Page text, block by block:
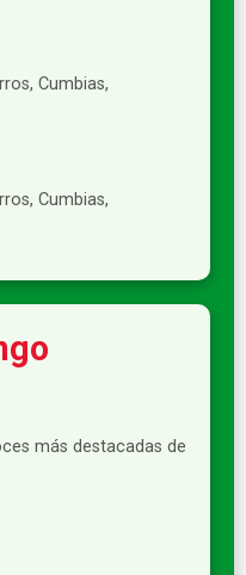
Cumbias,
Cumbias,
más destacadas de